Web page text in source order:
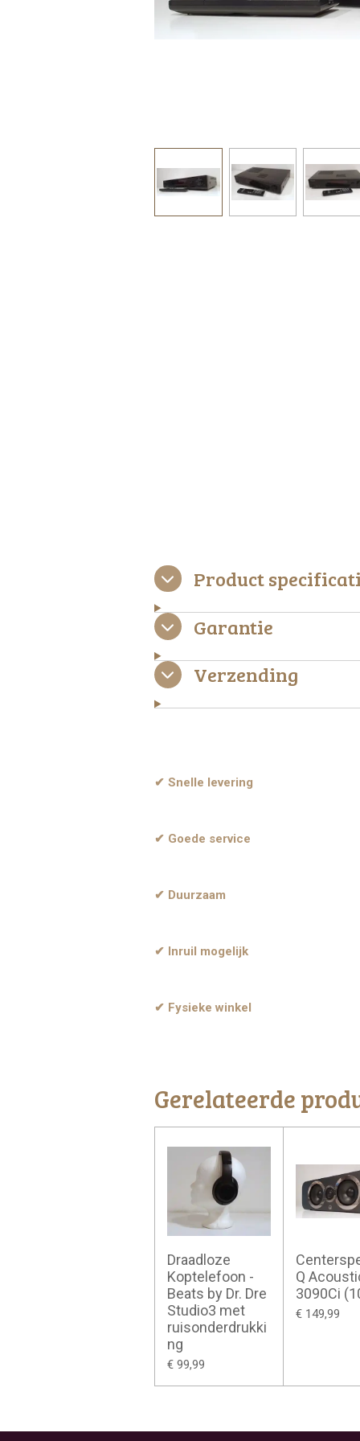
Product
Garantie
Verzending
✔ Snelle levering
✔ Goede service
✔ Duurzaam
✔ Inruil mogelijk
✔ Fysieke winkel
Gerelateerde
Draadloze
Koptelefoon -
Beats by Dr. Dre
Studio3 met
ruisonderdrukki
ng
€ 99,99
Q
3090Ci
€ 149,99